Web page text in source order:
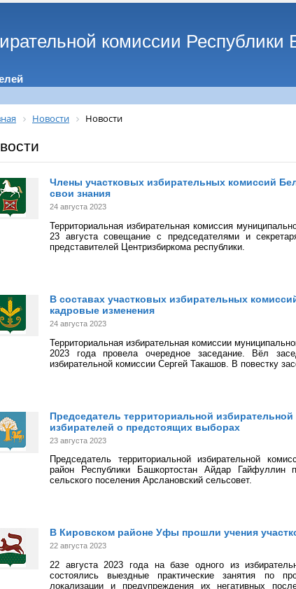
комиссии Республики
Новости Новости
Члены участковых избирательных комиссий
свои знания
24 августа 2023
Территориальная избирательная комиссия
23 августа совещание с председателями и
представителей Центризбиркома республики.
В составах участковых избирательных
кадровые изменения
24 августа 2023
Территориальная избирательная комиссии
2023 года провела очередное заседание. Вёл
избирательной комиссии Сергей Такашов. В повестку
Председатель территориальной
избирателей о предстоящих выборах
23 августа 2023
Председатель территориальной избирательной
район Республики Башкортостан Айдар Гайфуллин
сельского поселения Арслановский сельсовет.
В Кировском районе Уфы прошли учения
22 августа 2023
22 августа 2023 года на базе одного из
состоялись выездные практические занятия по
локализации и предупреждения их негативных